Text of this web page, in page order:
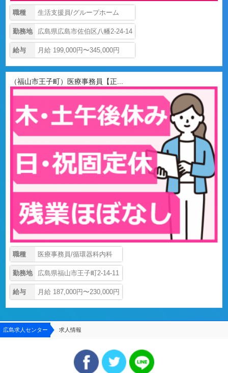
職種 生活支援員/グループホーム
勤務地 広島県広島市佐伯区八幡2-24-14
給与 月給 199,000円〜345,000円
（福山市王子町）医療事務員【正...
職種 医療事務員/循環器科内科
勤務地 広島県福山市王子町2-14-11
給与 月給 187,000円〜230,000円
広島求人センター 求人情報